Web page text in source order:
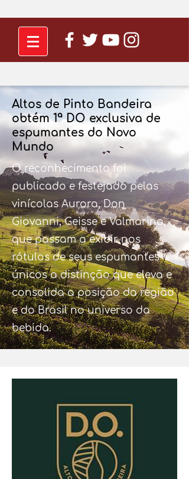
Altos de Pinto Bandeira
obtém 1ª DO exclusiva de
espumantes do Novo
Mundo
O reconhecimento foi
publicado e festejado pelas
vinícolas Aurora, Don
Giovanni, Geisse e Valmarino,
que passam a exibir nos
rótulos de seus espumantes
únicos a distinção que eleva e
consolida a posição da região
e do Brasil no universo da
bebida.